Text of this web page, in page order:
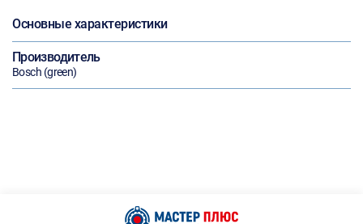
Основные характеристики
Производитель
Bosch (green)